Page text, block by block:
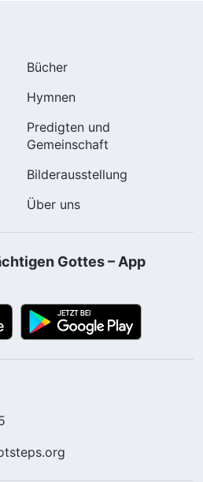
Bücher
Hymnen
Predigten und
Gemeinschaft
Bilderausstellung
Über uns
Gottes – App